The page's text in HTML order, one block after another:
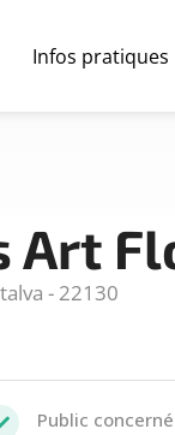
Infos pratiques
Art
- 22130
Public concerné